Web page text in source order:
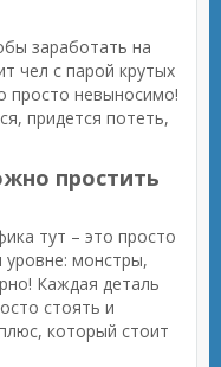
заработать на
чел с парой крутых
просто невыносимо!
придется потеть,
простить
тут – это просто
монстры,
Каждая деталь
стоять и
который стоит